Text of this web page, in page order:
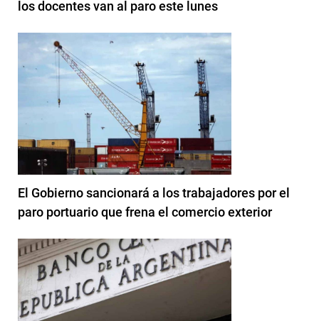
los docentes van al paro este lunes
El Gobierno sancionará a los trabajadores por el
paro portuario que frena el comercio exterior